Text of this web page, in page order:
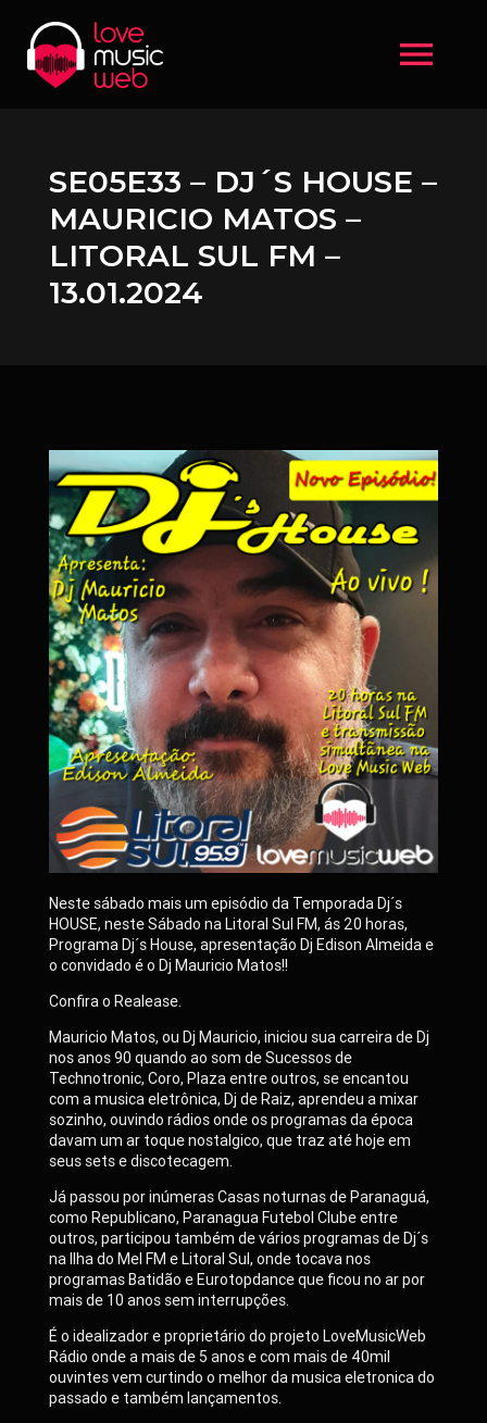
menu
SE05E33 – DJ´S HOUSE –
MAURICIO MATOS –
LITORAL SUL FM –
13.01.2024
Neste sábado mais um episódio da Temporada Dj´s
HOUSE, neste Sábado na Litoral Sul FM, ás 20 horas,
Programa Dj´s House, apresentação Dj Edison Almeida e
o convidado é o Dj Mauricio Matos!!
Confira o Realease.
Mauricio Matos, ou Dj Mauricio, iniciou sua carreira de Dj
nos anos 90 quando ao som de Sucessos de
Technotronic, Coro, Plaza entre outros, se encantou
com a musica eletrônica, Dj de Raiz, aprendeu a mixar
sozinho, ouvindo rádios onde os programas da época
davam um ar toque nostalgico, que traz até hoje em
seus sets e discotecagem.
Já passou por inúmeras Casas noturnas de Paranaguá,
como Republicano, Paranagua Futebol Clube entre
outros, participou também de vários programas de Dj´s
na Ilha do Mel FM e Litoral Sul, onde tocava nos
programas Batidão e Eurotopdance que ficou no ar por
mais de 10 anos sem interrupções.
É o idealizador e proprietário do projeto LoveMusicWeb
Rádio onde a mais de 5 anos e com mais de 40mil
ouvintes vem curtindo o melhor da musica eletronica do
passado e também lançamentos.